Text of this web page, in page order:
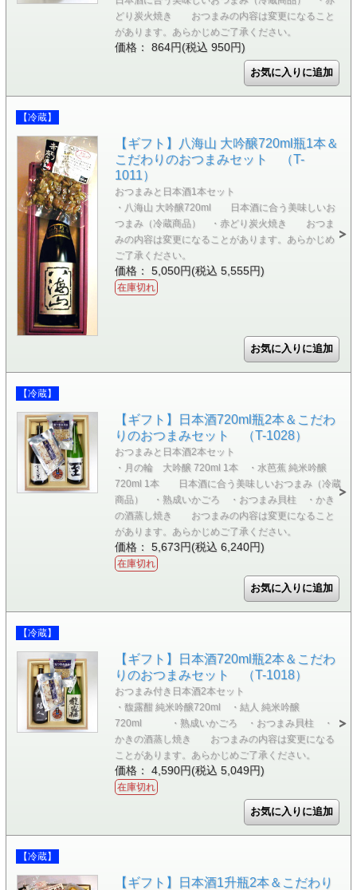
どり炭火焼き おつまみの内容は変更になること
があります。あらかじめご了承ください。
価格： 864円(税込 950円)
【冷蔵】
【ギフト】八海山 大吟醸720ml瓶1本＆
こだわりのおつまみセット （T-
1011）
おつまみと日本酒1本セット
・八海山 大吟醸720ml 日本酒に合う美味しいお
つまみ（冷蔵商品） ・赤どり炭火焼き おつま
みの内容は変更になることがあります。あらかじめ
ご了承ください。
価格： 5,050円(税込 5,555円)
在庫切れ
【冷蔵】
【ギフト】日本酒720ml瓶2本＆こだわ
りのおつまみセット （T-1028）
おつまみと日本酒2本セット
・月の輪 大吟醸 720ml 1本 ・水芭蕉 純米吟醸
720ml 1本 日本酒に合う美味しいおつまみ（冷蔵
商品） ・熟成いかごろ ・おつまみ貝柱 ・かき
の酒蒸し焼き おつまみの内容は変更になること
があります。あらかじめご了承ください。
価格： 5,673円(税込 6,240円)
在庫切れ
【冷蔵】
【ギフト】日本酒720ml瓶2本＆こだわ
りのおつまみセット （T-1018）
おつまみ付き日本酒2本セット
・馥露酣 純米吟醸720ml ・結人 純米吟醸
720ml ・熟成いかごろ ・おつまみ貝柱 ・
かきの酒蒸し焼き おつまみの内容は変更になる
ことがあります。あらかじめご了承ください。
価格： 4,590円(税込 5,049円)
在庫切れ
【冷蔵】
【ギフト】日本酒1升瓶2本＆こだわり